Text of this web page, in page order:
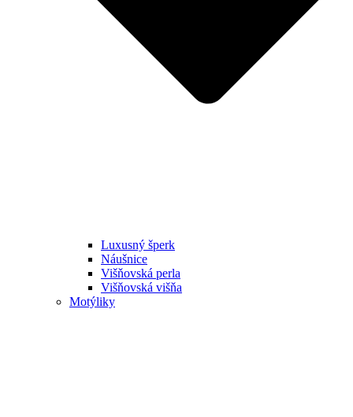
Luxusný šperk
Náušnice
Višňovská perla
Višňovská višňa
Motýliky